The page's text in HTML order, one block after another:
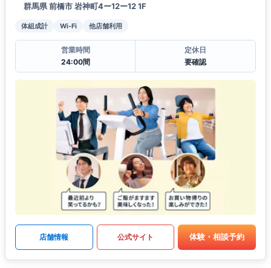
群馬県 前橋市 岩神町4ー12ー12 1F
体組成計 Wi-Fi 他店舗利用
営業時間
24:00間
定休日
要確認
店舗情報 公式サイト 体験・相談予約